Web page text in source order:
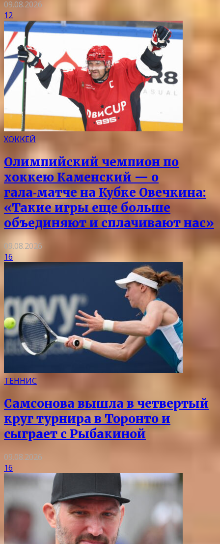
09.08.2026
12
ХОККЕЙ
Олимпийский чемпион по
хоккею Каменский — о
гала‑матче на Кубке Овечкина:
«Такие игры еще больше
объединяют и сплачивают нас»
09.08.2026
16
ТЕННИС
Самсонова вышла в четвертый
круг турнира в Торонто и
сыграет с Рыбакиной
09.08.2026
16